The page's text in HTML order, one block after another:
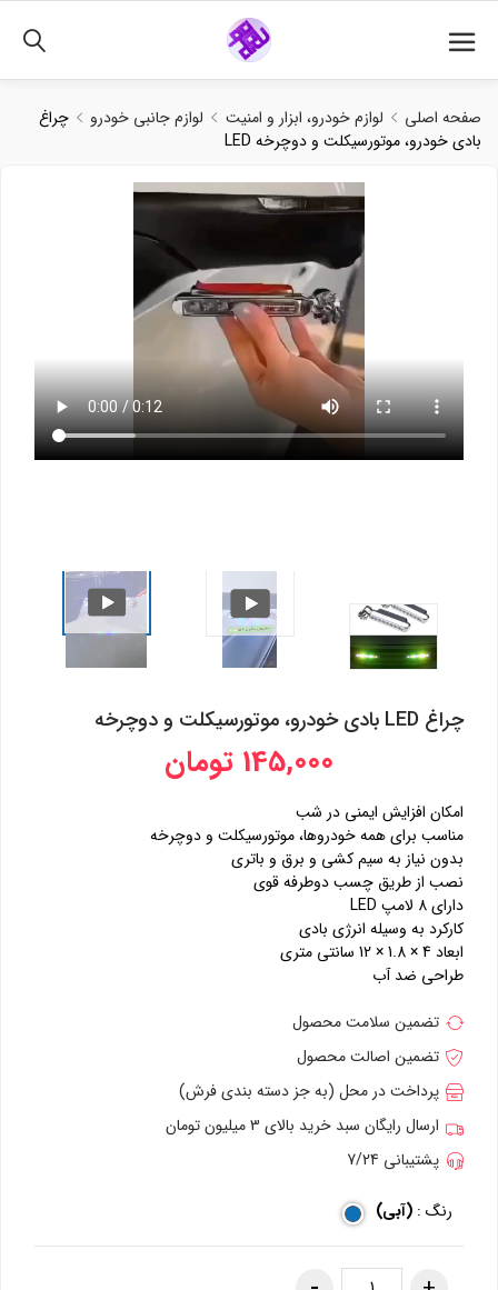
صفحه اصلی لوازم خودرو، ابزار و امنیت لوازم جانبی خودرو
چراغ
LED بادی خودرو، موتورسیکلت و دوچرخه
چراغ LED بادی خودرو، موتورسیکلت و دوچرخه
145,000 تومان
امکان افزایش ایمنی در شب
مناسب برای همه خودروها، موتورسیکلت و دوچرخه
بدون نیاز به سیم کشی و برق و باتری
نصب از طریق چسب دوطرفه قوی
دارای 8 لامپ LED
کارکرد به وسیله انرژی بادی
ابعاد 4 × 1.8 × 12 سانتی متری
طراحی ضد آب
تضمین سلامت محصول
تضمین اصالت محصول
پرداخت در محل (به جز دسته بندی فرش)
ارسال رایگان سبد خرید بالای 3 میلیون تومان
پشتیبانی 7/24
رنگ : (آبی)